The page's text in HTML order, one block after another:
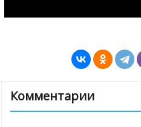
Комментарии